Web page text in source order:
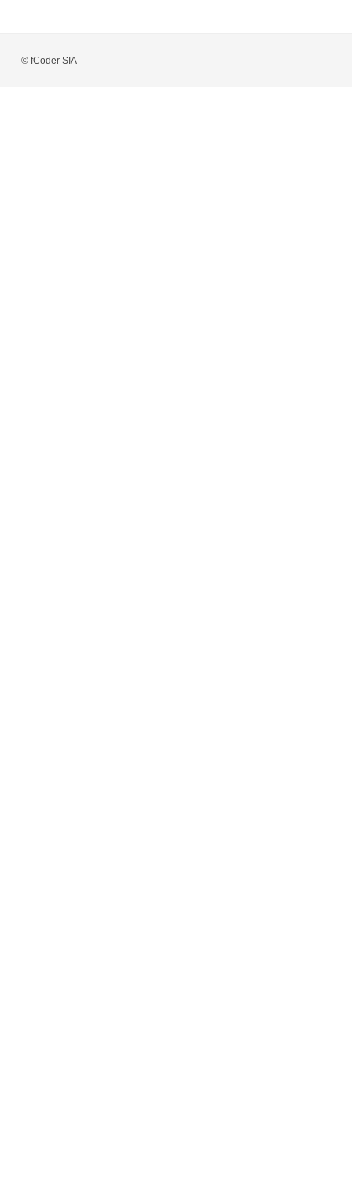
© fCoder SIA